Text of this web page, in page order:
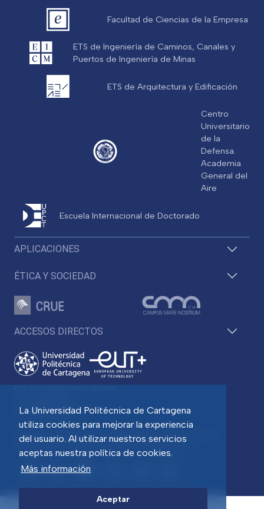
La Universidad Politécnica de Cartagena
utiliza cookies para mejorar la experiencia
del usuario. Al utilizar nuestros servicios
aceptas nuestra política de cookies.
Más información
Aceptar
ACCESOS DIRECTOS
C.P. 30202 Cartagena
Tlf: 968 32 54 00
Directorio Contacto Accesibilidad
Política de Cookies
APLICACIONES
ÉTICA Y SOCIEDAD
Facultad de Ciencias de la Empresa
ETS de Ingeniería de Caminos, Canales y
Puertos de Ingeniería de Minas
ETS de Arquitectura y Edificación
Centro
Universitario
de la
Defensa.
Academia
General del
Aire
Escuela Internacional de Doctorado